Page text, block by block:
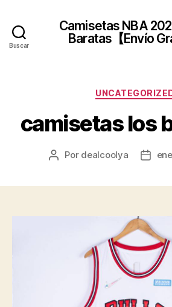
Buscar
Camisetas NBA
Baratas【Envío
camisetas los
Autor
Por dealcoolya
Fecha